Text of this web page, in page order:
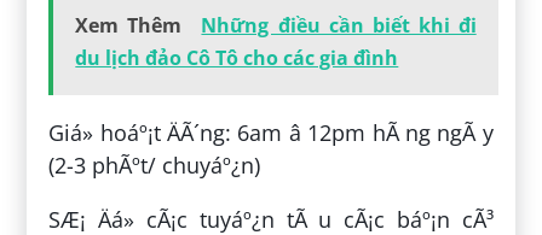
Xem Thêm
Những điều cần biết khi đi
du lịch đảo Cô Tô cho các gia đình
Giá» hoáº¡t ÄÃ´ng: 6am â 12pm hÃ ng ngÃ y
(2-3 phÃºt/ chuyáº¿n)
SÆ¡ Äá» cÃ¡c tuyáº¿n tÃ u cÃ¡c báº¡n cÃ³